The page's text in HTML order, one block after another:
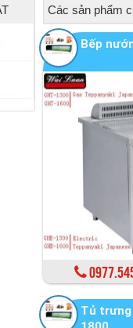
Các sản phẩm
Bếp
Tủ trưng